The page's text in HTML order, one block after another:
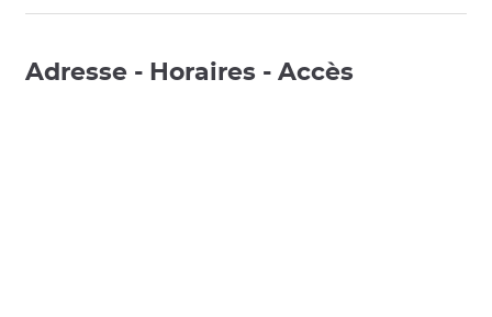
Adresse - Horaires - Accès